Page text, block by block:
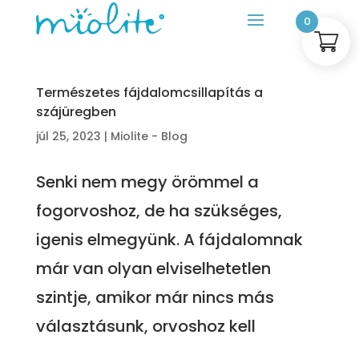
Természetes fájdalomcsillapítás a
szájüregben
júl 25, 2023 | Miolite - Blog
Senki nem megy örömmel a
fogorvoshoz, de ha szükséges,
igenis elmegyünk. A fájdalomnak
már van olyan elviselhetetlen
szintje, amikor már nincs más
választásunk, orvoshoz kell
0